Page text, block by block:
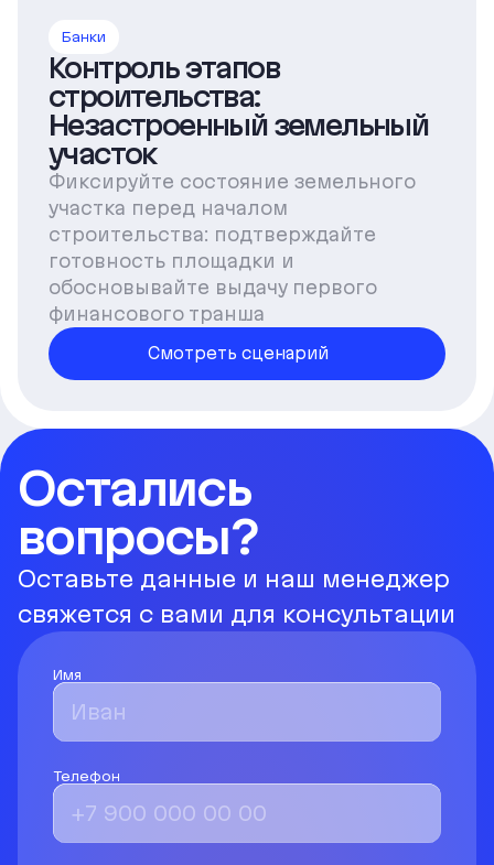
Банки
Контроль этапов
строительства:
Незастроенный земельный
участок
Фиксируйте состояние земельного
участка перед началом
строительства: подтверждайте
готовность площадки и
обосновывайте выдачу первого
финансового транша
Смотреть сценарий
Остались
вопросы?
Оставьте данные и наш менеджер
свяжется с вами для консультации
Имя
Телефон